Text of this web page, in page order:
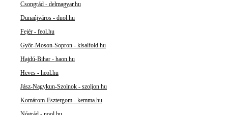
Csongrád - delmagyar.hu
Dunaújváros - duol.hu
Fejér - feol.hu
Győr-Moson-Sopron - kisalfold.hu
Hajdú-Bihar - haon.hu
Heves - heol.hu
Jász-Nagykun-Szolnok - szoljon.hu
Komárom-Esztergom - kemma.hu